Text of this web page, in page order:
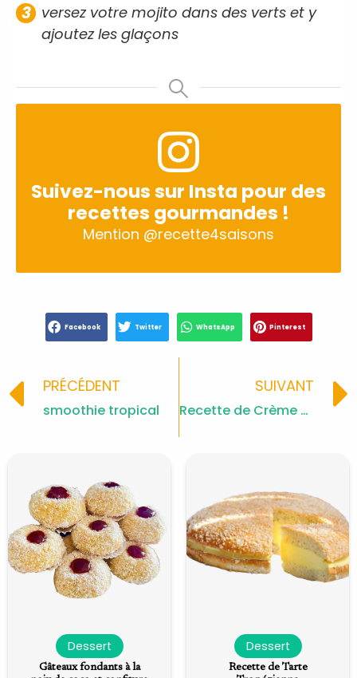
versez votre mojito dans des verts et y
ajoutez les glaçons
Suivez-nous sur Insta pour des
recettes gourmandes !
Mention @recette4saisons
Facebook Twitter WhatsApp Pinterest
Prev
PRÉCÉDENT
smoothie tropical
SUIVANT
Recette de Crème Dessert au Citron
Dessert
Gâteaux fondants à la
Dessert
Recette de Tarte